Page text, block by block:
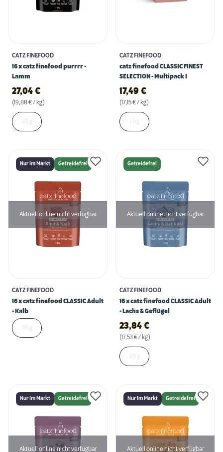
CATZ FINEFOOD
16 x catz finefood purrrr -
Lamm
27,04 €
(19,88 € / kg)
CATZ FINEFOOD
catz finefood CLASSIC FINEST
SELECTION - Multipack I
17,49 €
(17,15 € / kg)
Nur Im Markt Getreidefrei
Aktuell online nicht verfügbar
CATZ FINEFOOD
16 x catz finefood CLASSIC Adult
- Kalb
Getreidefrei
Aktuell online nicht verfügbar
CATZ FINEFOOD
16 x catz finefood CLASSIC Adult
- Lachs & Geflügel
23,84 €
(17,53 € / kg)
Nur Im Markt Getreidefrei
Aktuell online nicht verfügbar
Nur Im Markt Getreidefrei
Aktuell online nicht verfügbar